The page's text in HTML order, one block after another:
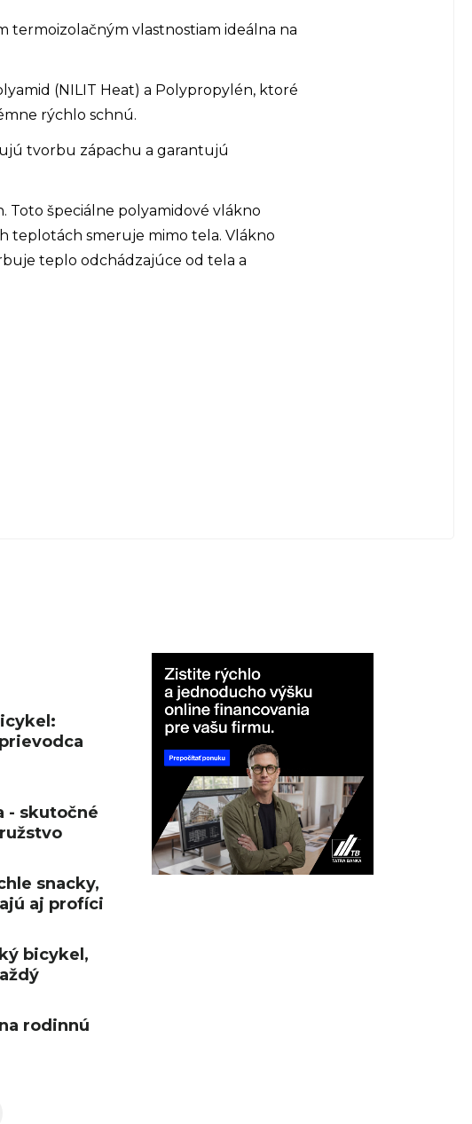
termoizolačným vlastnostiam ideálna na
(NILIT Heat) a Polypropylén, ktoré
rýchlo schnú.
tvorbu zápachu a garantujú
Toto špeciálne polyamidové vlákno
teplotách smeruje mimo tela. Vlákno
teplo odchádzajúce od tela a
- skutočné
snacky,
aj profíci
bicykel,
rodinnú